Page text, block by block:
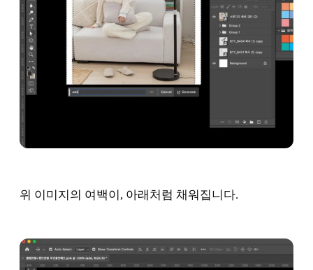
위 이미지의 여백이, 아래처럼 채워집니다.